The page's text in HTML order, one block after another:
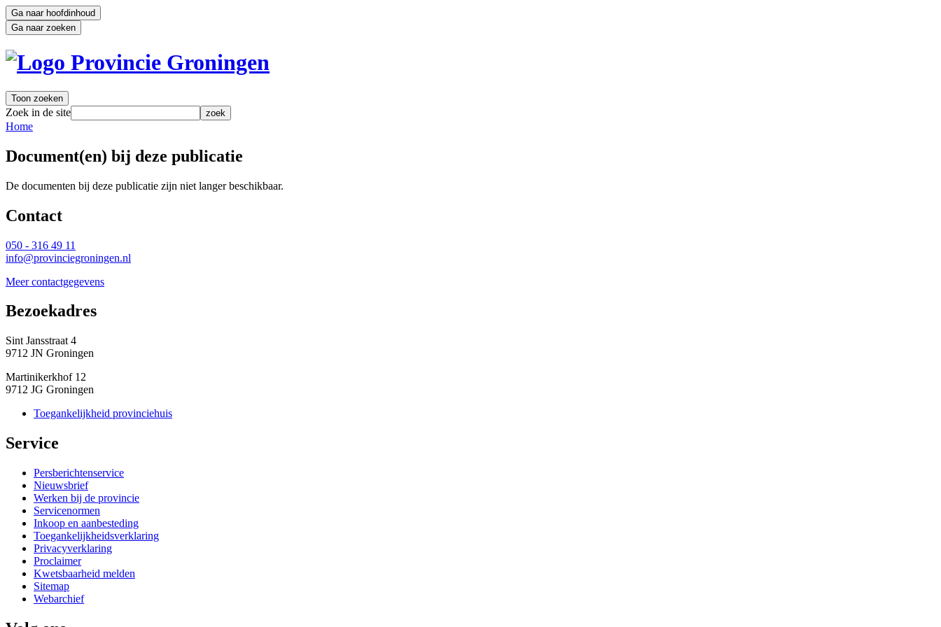
Ga naar hoofdinhoud
Ga naar zoeken
Toon zoeken
Zoek in de site zoek
Home
Document(en) bij deze publicatie
De documenten bij deze publicatie zijn niet langer beschikbaar.
Contact
050 - 316 49 11
info@provinciegroningen.nl
Meer contactgegevens
Bezoekadres
Sint Jansstraat 4
9712 JN Groningen
Martinikerkhof 12
9712 JG Groningen
Toegankelijkheid provinciehuis
Service
Persberichtenservice
Nieuwsbrief
Werken bij de provincie
Servicenormen
Inkoop en aanbesteding
Toegankelijkheidsverklaring
Privacyverklaring
Proclaimer
Kwetsbaarheid melden
Sitemap
Webarchief